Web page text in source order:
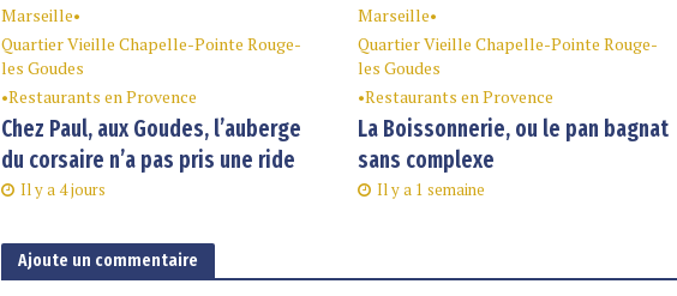
Marseille•
Quartier Vieille Chapelle-Pointe Rouge-
les Goudes
•Restaurants en Provence
Chez Paul, aux Goudes, l’auberge
du corsaire n’a pas pris une ride
Il y a 4 jours
Marseille•
Quartier Vieille Chapelle-Pointe Rouge-
les Goudes
•Restaurants en Provence
La Boissonnerie, ou le pan bagnat
sans complexe
Il y a 1 semaine
Ajoute un commentaire